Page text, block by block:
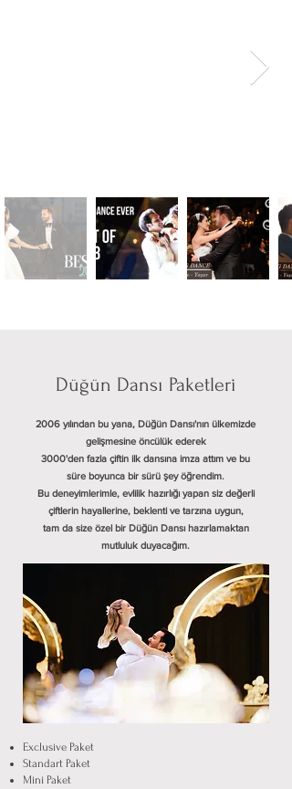
Düğün Dansı Paketleri
2006 yılından bu yana, Düğün Dansı'nın ülkemizde
gelişmesine öncülük ederek
3000'den fazla çiftin ilk dansına imza attım ve bu
süre boyunca bir sürü şey öğrendim.
Bu deneyimlerimle, evlilik hazırlığı yapan siz değerli
çiftlerin hayallerine, beklenti ve tarzına uygun,
tam da size özel bir Düğün Dansı hazırlamaktan
mutluluk duyacağım.
Exclusive Paket
Standart Paket
Mini Paket